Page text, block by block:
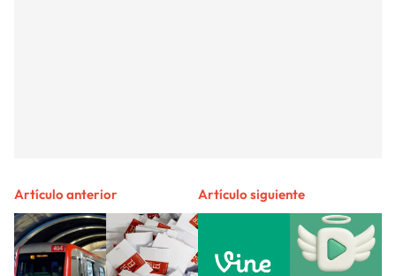
Artículo anterior Artículo siguiente